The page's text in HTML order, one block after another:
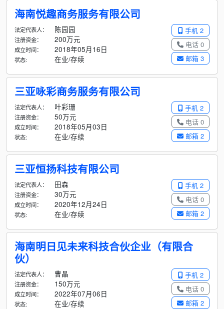
海南悦趣商务服务有限公司
手机 2
电话 0
邮箱 3
法定代表人： 陈园园
注册资金： 200万元
成立时间： 2018年05月16日
状态: 在业/存续
三亚咏彩商务服务有限公司
手机 2
电话 0
邮箱 2
法定代表人： 叶彩珊
注册资金： 50万元
成立时间： 2018年05月03日
状态: 在业/存续
三亚恒扬科技有限公司
手机 2
电话 0
邮箱 2
法定代表人： 田森
注册资金： 30万元
成立时间： 2020年12月24日
状态: 在业/存续
海南明日见未来科技合伙企业（有限合
伙）
手机 2
电话 0
邮箱 2
法定代表人： 曹晶
注册资金： 150万元
成立时间： 2022年07月06日
状态: 在业/存续